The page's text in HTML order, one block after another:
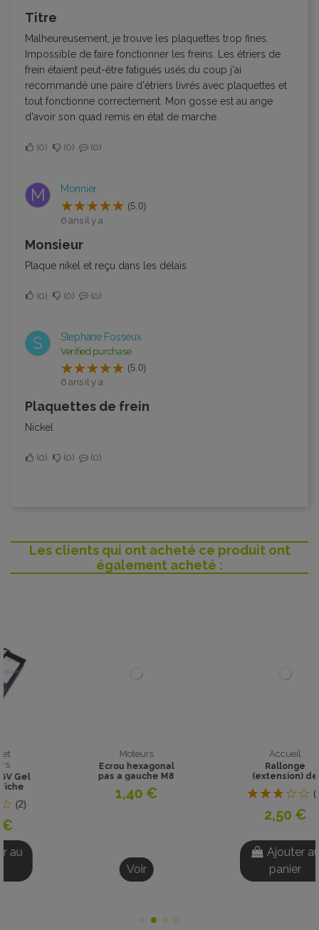
Titre
Malheureusement, je trouve les plaquettes trop fines.
Impossible de faire fonctionner les freins. Les étriers de
frein étaient peut-être fatigués usés,du coup j'ai
recommandé une paire d'étriers livrés avec plaquettes et
tout fonctionne correctement. Mon gosse est au ange
d'avoir son quad remis en état de marche.
0 0 0
M Monnier
(5.0)
6 ans il y a
Monsieur
Plaque nikel et reçu dans les délais
0 0 0
S Stephane Fosseux
Verified purchase
(5.0)
6 ans il y a
plaquettes de frein
Nickel
0 0 0
Les clients qui ont acheté ce produit ont
également acheté :
Ecrou hexagonal
pas a gauche M8
(extension) de
valve SCHRADER
(1)
Ajouter au
panier